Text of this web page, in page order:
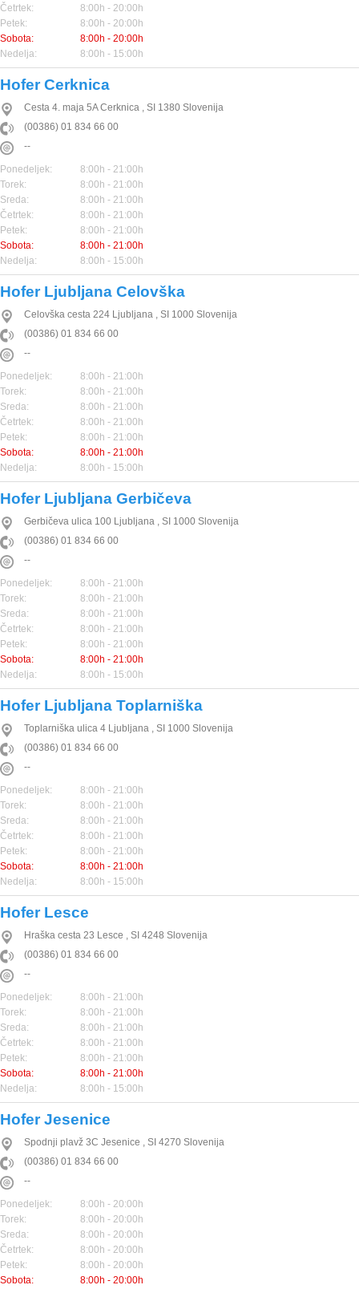
Četrtek:
8:00h - 20:00h
Petek:
8:00h - 20:00h
Sobota:
8:00h - 20:00h
Nedelja:
8:00h - 15:00h
Hofer Cerknica
Cesta 4. maja 5ACerknica , SI 1380 Slovenija
(00386) 01 834 66 00
--
Ponedeljek:
8:00h - 21:00h
Torek:
8:00h - 21:00h
Sreda:
8:00h - 21:00h
Četrtek:
8:00h - 21:00h
Petek:
8:00h - 21:00h
Sobota:
8:00h - 21:00h
Nedelja:
8:00h - 15:00h
Hofer Ljubljana Celovška
Celovška cesta 224 Ljubljana , SI 1000 Slovenija
(00386) 01 834 66 00
--
Ponedeljek:
8:00h - 21:00h
Torek:
8:00h - 21:00h
Sreda:
8:00h - 21:00h
Četrtek:
8:00h - 21:00h
Petek:
8:00h - 21:00h
Sobota:
8:00h - 21:00h
Nedelja:
8:00h - 15:00h
Hofer Ljubljana Gerbičeva
Gerbičeva ulica 100 Ljubljana , SI 1000 Slovenija
(00386) 01 834 66 00
--
Ponedeljek:
8:00h - 21:00h
Torek:
8:00h - 21:00h
Sreda:
8:00h - 21:00h
Četrtek:
8:00h - 21:00h
Petek:
8:00h - 21:00h
Sobota:
8:00h - 21:00h
Nedelja:
8:00h - 15:00h
Hofer Ljubljana Toplarniška
Toplarniška ulica 4 Ljubljana , SI 1000 Slovenija
(00386) 01 834 66 00
--
Ponedeljek:
8:00h - 21:00h
Torek:
8:00h - 21:00h
Sreda:
8:00h - 21:00h
Četrtek:
8:00h - 21:00h
Petek:
8:00h - 21:00h
Sobota:
8:00h - 21:00h
Nedelja:
8:00h - 15:00h
Hofer Lesce
Hraška cesta 23 Lesce , SI 4248 Slovenija
(00386) 01 834 66 00
--
Ponedeljek:
8:00h - 21:00h
Torek:
8:00h - 21:00h
Sreda:
8:00h - 21:00h
Četrtek:
8:00h - 21:00h
Petek:
8:00h - 21:00h
Sobota:
8:00h - 21:00h
Nedelja:
8:00h - 15:00h
Hofer Jesenice
Spodnji plavž 3C Jesenice , SI 4270 Slovenija
(00386) 01 834 66 00
--
Ponedeljek:
8:00h - 20:00h
Torek:
8:00h - 20:00h
Sreda:
8:00h - 20:00h
Četrtek:
8:00h - 20:00h
Petek:
8:00h - 20:00h
Sobota:
8:00h - 20:00h